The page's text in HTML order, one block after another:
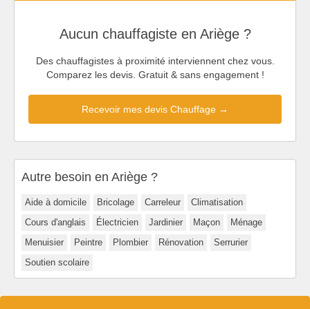
Aucun chauffagiste en Ariège ?
Des chauffagistes à proximité interviennent chez vous.
Comparez les devis. Gratuit & sans engagement !
Recevoir mes devis Chauffage →
Autre besoin en Ariège ?
Aide à domicile Bricolage Carreleur
Climatisation
Cours d'anglais
Électricien Jardinier Maçon
Ménage
Menuisier
Peintre Plombier Rénovation
Serrurier
Soutien scolaire